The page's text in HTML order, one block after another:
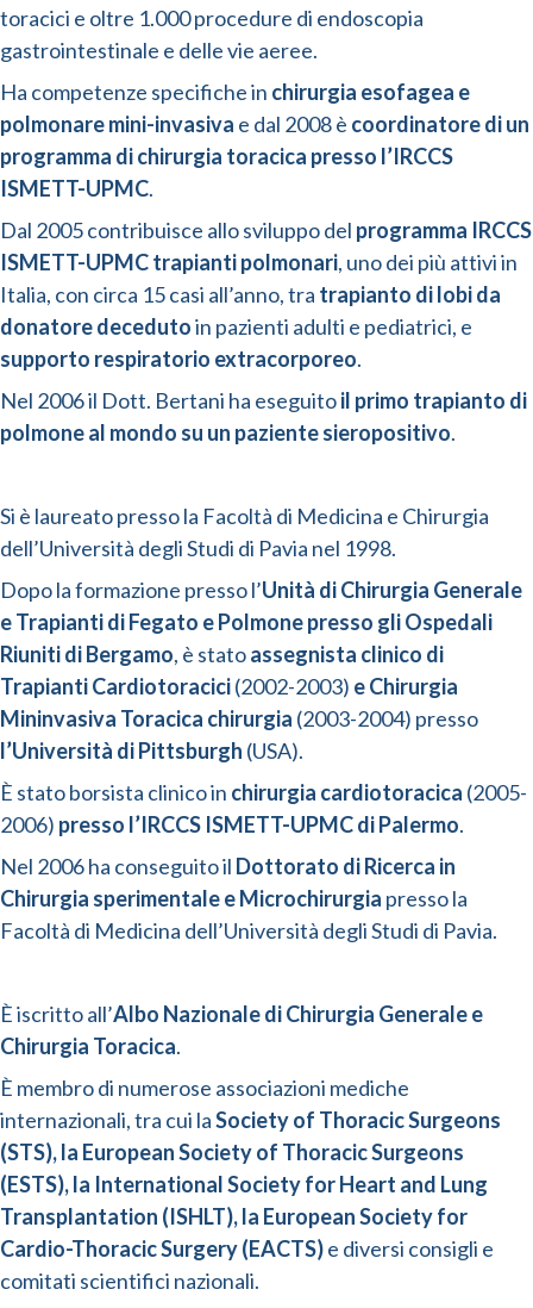
toracici e oltre 1.000 procedure di endoscopia
gastrointestinale e delle vie aeree.
Ha competenze specifiche in chirurgia esofagea e
polmonare mini-invasiva e dal 2008 è coordinatore di un
programma di chirurgia toracica presso l’IRCCS
ISMETT-UPMC.
Dal 2005 contribuisce allo sviluppo del programma IRCCS
ISMETT-UPMC trapianti polmonari, uno dei più attivi in
Italia, con circa 15 casi all’anno, tra trapianto di lobi da
donatore decedutoin pazienti adulti e pediatrici, e
supporto respiratorio extracorporeo.
Nel 2006 il Dott. Bertani ha eseguitoil primo trapianto di
polmone al mondo su un paziente sieropositivo.
Si è laureato presso la Facoltà di Medicina e Chirurgia
dell’Università degli Studi di Pavia nel 1998.
Dopo la formazione presso l’Unità di Chirurgia Generale
e Trapianti di Fegato e Polmone presso gli Ospedali
Riuniti di Bergamo, è statoassegnista clinico di
Trapianti Cardiotoracici(2002-2003) e Chirurgia
Mininvasiva Toracica chirurgia (2003-2004) presso
l’Università di Pittsburgh (USA).
È stato borsista clinico in chirurgia cardiotoracica (2005-
2006) presso l’IRCCS ISMETT-UPMC di Palermo.
Nel 2006 ha conseguito il Dottorato di Ricerca in
Chirurgia sperimentale e Microchirurgia presso la
Facoltà di Medicina dell’Università degli Studi di Pavia.
È iscritto all’Albo Nazionale di Chirurgia Generale e
Chirurgia Toracica.
È membro di numerose associazioni mediche
internazionali, tra cui laSociety of Thoracic Surgeons
(STS), la European Society of Thoracic Surgeons
(ESTS), la International Society for Heart and Lung
Transplantation (ISHLT), la European Society for
Cardio-Thoracic Surgery (EACTS)e diversi consigli e
comitati scientifici nazionali.